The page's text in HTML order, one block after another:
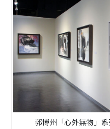
郭博州「心外無物」